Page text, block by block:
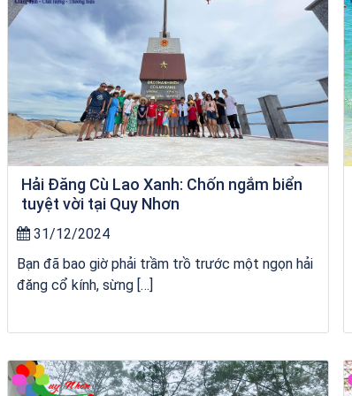
Hải Đăng Cù Lao Xanh: Chốn ngắm biển
tuyệt vời tại Quy Nhơn
31/12/2024
Bạn đã bao giờ phải trầm trồ trước một ngọn hải
đăng cổ kính, sừng […]
Khách sạn Xavia